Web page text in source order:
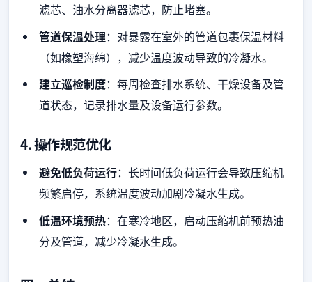
滤芯、油水分离器滤芯，防止堵塞。
管道保温处理：对暴露在室外的管道包裹保温材料
（如橡塑海绵），减少温度波动导致的冷凝水。
建立巡检制度：每周检查排水系统、干燥设备及管
道状态，记录排水量及设备运行参数。
4. 操作规范优化
避免低负荷运行：长时间低负荷运行会导致压缩机
频繁启停，系统温度波动加剧冷凝水生成。
低温环境预热：在寒冷地区，启动压缩机前预热油
分及管道，减少冷凝水生成。